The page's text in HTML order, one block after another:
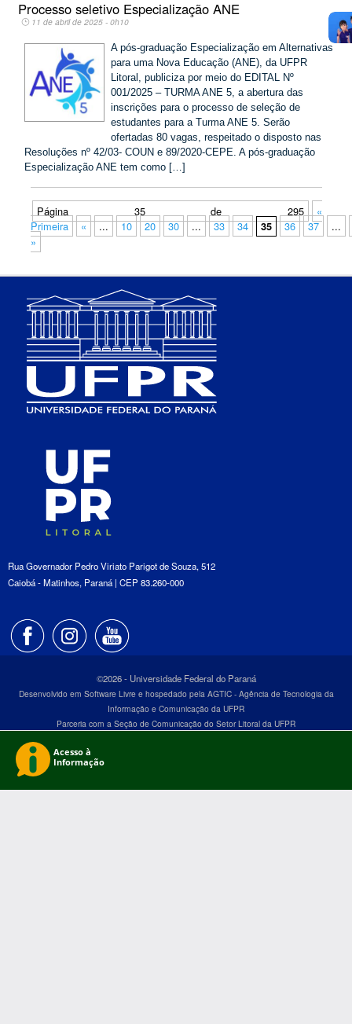
Processo seletivo Especialização ANE
11 de abril de 2025 - 0h10
A pós-graduação Especialização em Alternativas
para uma Nova Educação (ANE), da UFPR
Litoral, publiciza por meio do EDITAL Nº
001/2025 – TURMA ANE 5, a abertura das
inscrições para o processo de seleção de
estudantes para a Turma ANE 5. Serão
ofertadas 80 vagas, respeitado o disposto nas
Resoluções nº 42/03- COUN e 89/2020-CEPE. A pós-graduação
Especialização ANE tem como […]
Página 35 de 295
«
Primeira
« ... 10 20 30 ... 33 34 35 36 37
...
»
Rua Governador Pedro Viriato Parigot de Souza, 512
Caiobá - Matinhos, Paraná | CEP 83.260-000
©2026 - Universidade Federal do Paraná
Desenvolvido em Software Livre e hospedado pela AGTIC - Agência de Tecnologia da
Informação e Comunicação da UFPR
Parceria com a Seção de Comunicação do Setor Litoral da UFPR